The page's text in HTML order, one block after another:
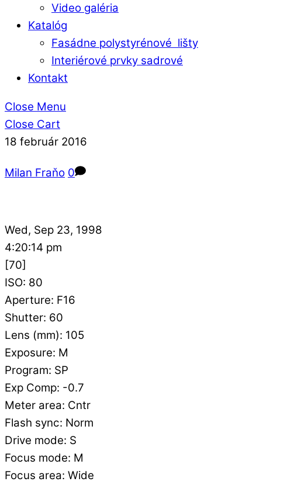
Video galéria
Katalóg
Fasádne polystyrénové lišty
Interiérové prvky sadrové
Kontakt
Close Menu
Close Cart
18 február 2016
Milan Fraňo 0
Wed, Sep 23, 1998
4:20:14 pm
[70]
ISO: 80
Aperture: F16
Shutter: 60
Lens (mm): 105
Exposure: M
Program: SP
Exp Comp: -0.7
Meter area: Cntr
Flash sync: Norm
Drive mode: S
Focus mode: M
Focus area: Wide